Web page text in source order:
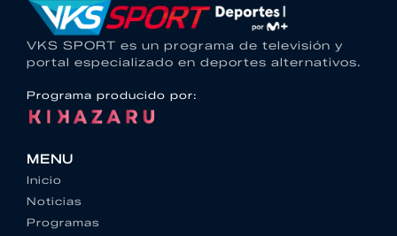
VKS SPORT es un programa de televisión y
portal especializado en deportes alternativos.
Programa producido por:
MENU
Inicio
Noticias
Programas